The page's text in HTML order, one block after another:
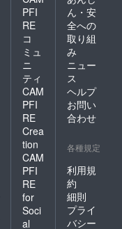
PFI
RE
コ
ミュ
ニ
ティ
CAM
PFI
RE
Crea
tion
CAM
PFI
RE
for
Soci
al
ん・安
全への
取り組
み
ニュー
ス
ヘルプ
お問い
合わせ
各種規定
利用規
約
細則
プライ
バシー